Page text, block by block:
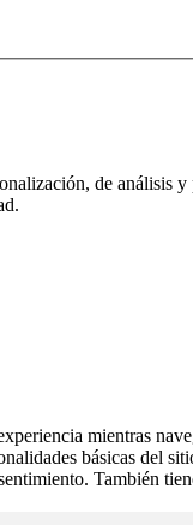
de análisis
mientras
básicas del
También